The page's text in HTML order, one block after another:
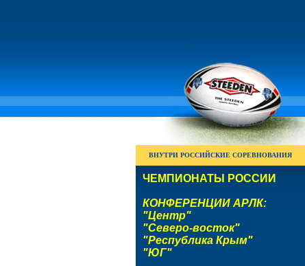
ВНУТРИ РОССИЙСКИЕ СОРЕВНОВАНИЯ
ЧЕМПИОНАТЫ РОССИИ
КОНФЕРЕНЦИИ АРЛК:
"Центр"
"Северо-восток"
"Республика Крым"
"ЮГ"